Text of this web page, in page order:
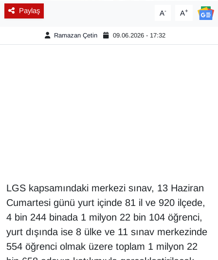
Paylaş A- A+
Ramazan Çetin 09.06.2026 - 17:32
LGS kapsamındaki merkezi sınav, 13 Haziran
Cumartesi günü yurt içinde 81 il ve 920 ilçede,
4 bin 244 binada 1 milyon 22 bin 104 öğrenci,
yurt dışında ise 8 ülke ve 11 sınav merkezinde
554 öğrenci olmak üzere toplam 1 milyon 22
Emlak
En çok konuşulanlar
Kadın
Kamu Alımları
Kim Kimdir?